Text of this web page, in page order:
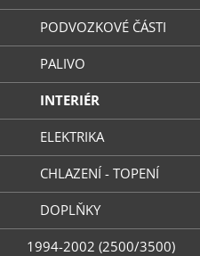
PODVOZKOVÉ ČÁSTI
PALIVO
INTERIÉR
ELEKTRIKA
CHLAZENÍ - TOPENÍ
DOPLŇKY
1994-2002 (2500/3500)